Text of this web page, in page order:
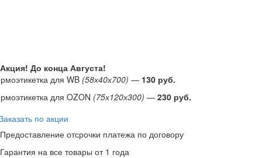
Акция! До конца Августа!
для WB (58х40х700) — 130 руб.
для OZON (75х120х300) — 230 руб.
по акции
Предоставление отсрочки платежа по договору
Гарантия на все товары от 1 года